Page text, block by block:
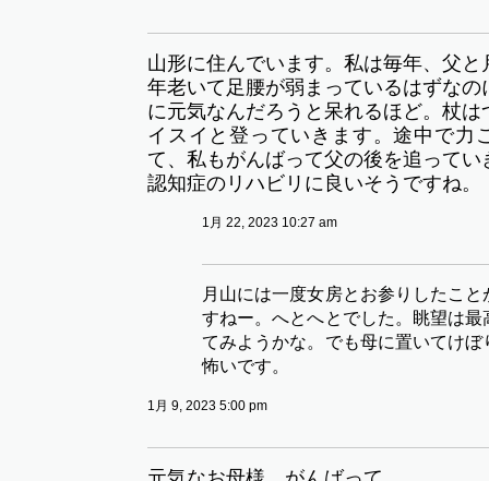
山形に住んでいます。私は毎年、父と
年老いて足腰が弱まっているはずなの
に元気なんだろうと呆れるほど。杖は
イスイと登っていきます。途中で力
て、私もがんばって父の後を追ってい
認知症のリハビリに良いそうですね。
1月 22, 2023 10:27 am
月山には一度女房とお参りしたこ
すねー。へとへとでした。眺望は
てみようかな。でも母に置いてけ
怖いです。
1月 9, 2023 5:00 pm